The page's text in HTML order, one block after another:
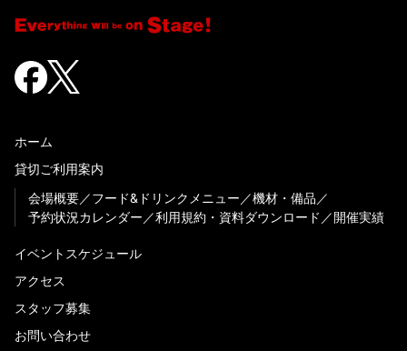
ホーム
貸切ご利用案内
会場概要
フード&ドリンクメニュー
機材・備品
予約状況カレンダー
利用規約・資料ダウンロード 開催実績
イベントスケジュール
アクセス
スタッフ募集
お問い合わせ